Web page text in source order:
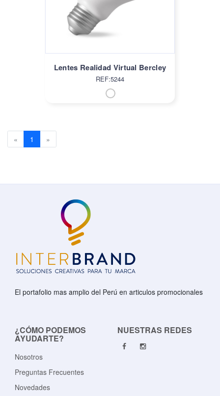
Lentes Realidad Virtual Bercley
REF:5244
« Previous
1 (current)
»
El portafolio mas amplio del Perú en articulos promocionales
¿CÓMO PODEMOS
AYUDARTE?
Nosotros
Preguntas Frecuentes
Novedades
NUESTRAS REDES